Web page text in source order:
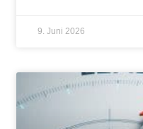
9. Juni 2026